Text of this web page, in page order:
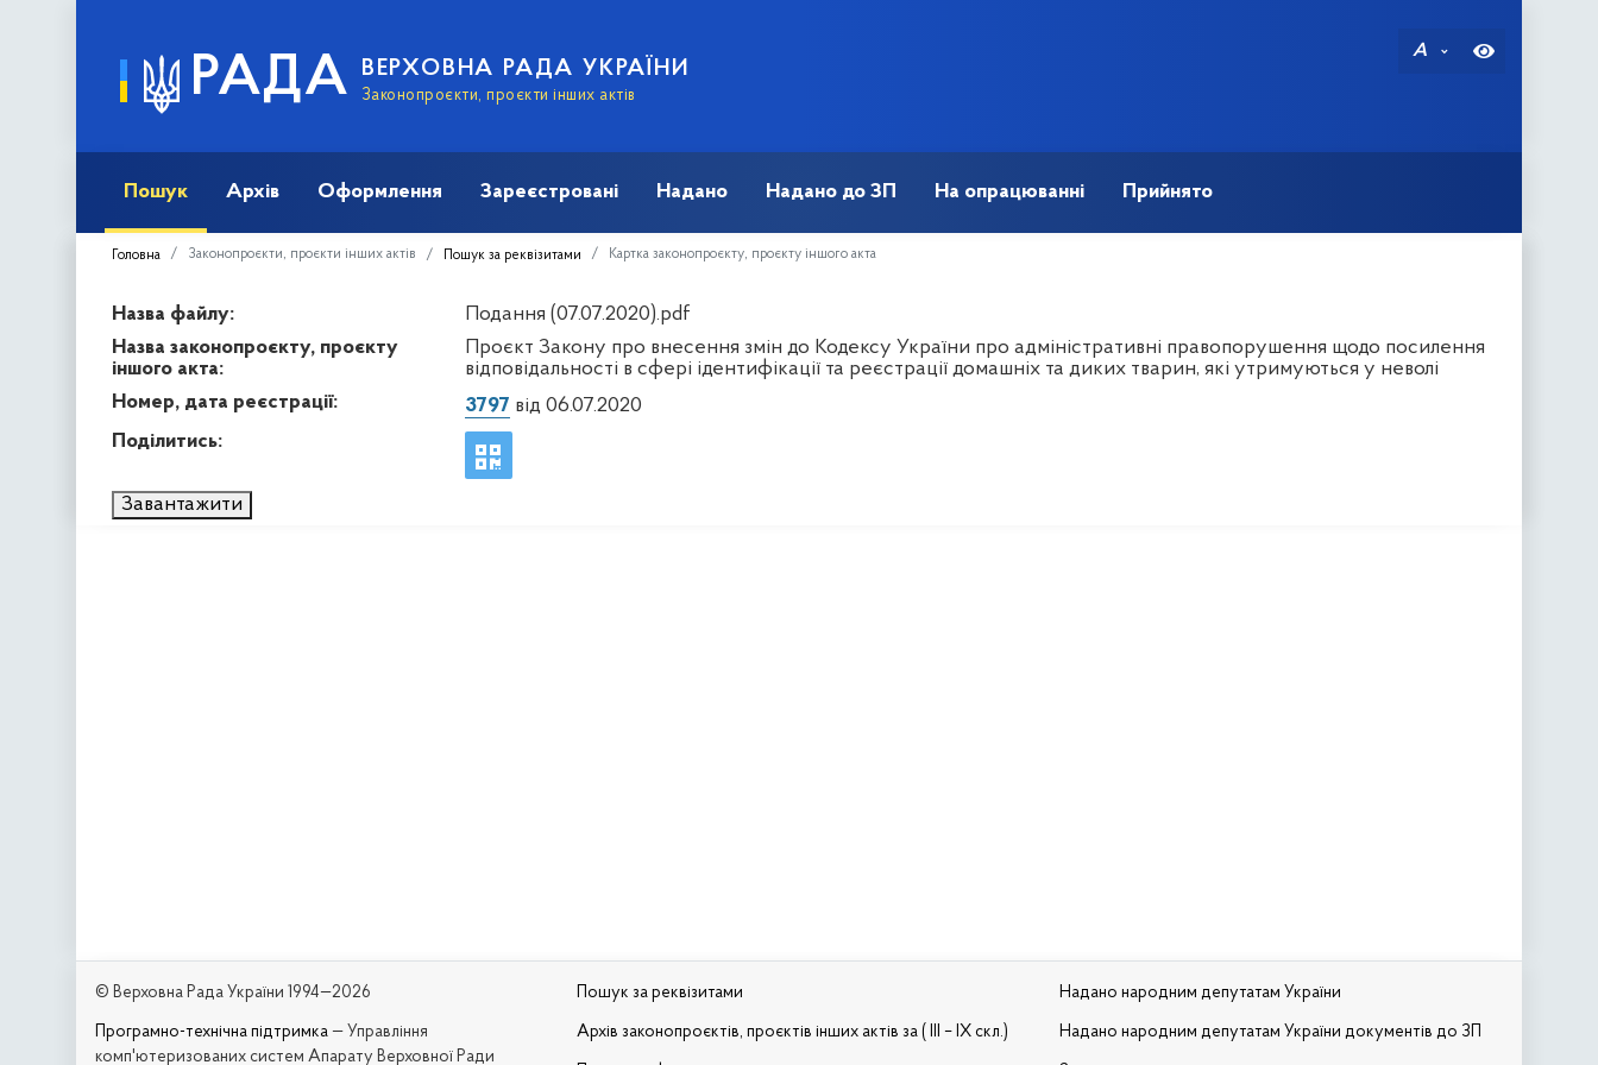
РАДА ВЕРХОВНА РАДА УКРАЇНИ
Законопроєкти, проєкти інших актів
A
Пошук Архів Оформлення Зареєстровані Надано Надано до ЗП На опрацюванні Прийнято
Головна Законопроєкти, проєкти інших актів Пошук за реквізитами Картка законопроєкту, проєкту іншого акта
Назва файлу:
Подання (07.07.2020).pdf
Назва законопроєкту, проєкту
іншого акта:
Проєкт Закону про внесення змін до Кодексу України про адміністративні правопорушення щодо посилення
відповідальності в сфері ідентифікації та реєстрації домашніх та диких тварин, які утримуються у неволі
Номер, дата реєстрації:
3797 від 06.07.2020
Поділитись:
Завантажити
© Верховна Рада України 1994—2026
Програмно-технічна підтримка — Управління
комп'ютеризованих систем Апарату Верховної Ради
Пошук за реквізитами
Архів законопроєктів, проєктів інших актів за ( III – IX скл.)
Надано народним депутатам України
Надано народним депутатам України документів до ЗП